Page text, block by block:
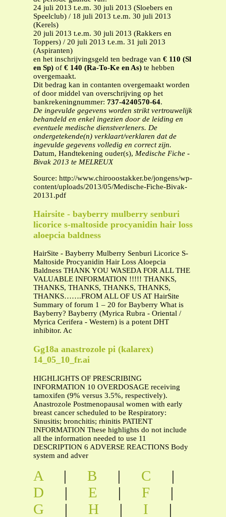
24 juli 2013 t.e.m. 30 juli 2013 (Sloebers en
Speelclub) / 18 juli 2013 t.e.m. 30 juli 2013
(Kerels)
20 juli 2013 t.e.m. 30 juli 2013 (Rakkers en
Toppers) / 20 juli 2013 t.e.m. 31 juli 2013
(Aspiranten)
en het inschrijvingsgeld ten bedrage van € 110 (Sl
en Sp) of € 140 (Ra-To-Ke en As) te hebben
overgemaakt.
Dit bedrag kan in contanten overgemaakt worden
of door middel van overschrijving op het
bankrekeningnummer: 737-4240570-64.
De ingevulde gegevens worden strikt vertrouwelijk
behandeld en enkel ingezien door de leiding en
eventuele medische dienstverleners. De
ondergetekende(n) verklaart/verklaren dat de
ingevulde gegevens volledig en correct zijn.
Datum, Handtekening ouder(s), Medische Fiche -
Bivak 2013 te MELREUX
Source: http://www.chirooostakker.be/jongens/wp-
content/uploads/2013/05/Medische-Fiche-Bivak-
20131.pdf
Hairsite - bayberry mulberry senburi
licorice s-maltoside procyanidin hair loss
aloepcia baldness
HairSite - Bayberry Mulberry Senburi Licorice S-
Maltoside Procyanidin Hair Loss Aloepcia
Baldness THANK YOU WASEDA FOR ALL THE
VALUABLE INFORMATION !!!!! THANKS,
THANKS, THANKS, THANKS, THANKS,
THANKS…….FROM ALL OF US AT HairSite
Summary of forum 1 – 20 for Bayberry What is
Bayberry? Bayberry (Myrica Rubra - Oriental /
Myrica Cerifera - Western) is a potent DHT
inhibitor. Ac
Gg18a anastrozole pi (kalarex)
14_05_10_fr.ai
HIGHLIGHTS OF PRESCRIBING
INFORMATION 10 OVERDOSAGE receiving
tamoxifen (9% versus 3.5%, respectively).
Anastrozole Postmenopausal women with early
breast cancer scheduled to be Respiratory:
Sinusitis; bronchitis; rhinitis PATIENT
INFORMATION These highlights do not include
all the information needed to use 11
DESCRIPTION 6 ADVERSE REACTIONS Body
system and adver
A | B | C
|
D
| E | F
|
G
| H | I |